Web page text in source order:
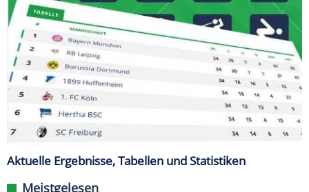
Aktuelle Ergebnisse, Tabellen und Statistiken
Meistgelesen